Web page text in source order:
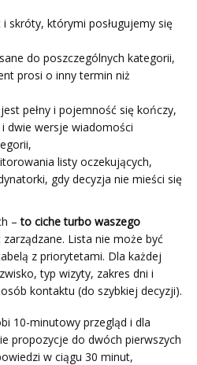
skróty, którymi posługujemy się
do poszczególnych kategorii,
prosi o inny termin niż
pełny i pojemność się kończy,
dwie wersje wiadomości
listy oczekujących,
gdy decyzja nie mieści się
–to ciche turbo waszego
zarządzane. Lista nie może być
z priorytetami. Dla każdej
typ wizyty, zakres dni i
kontaktu (do szybkiej decyzji).
10-minutowy przegląd i dla
propozycje do dwóch pierwszych
w ciągu 30 minut,